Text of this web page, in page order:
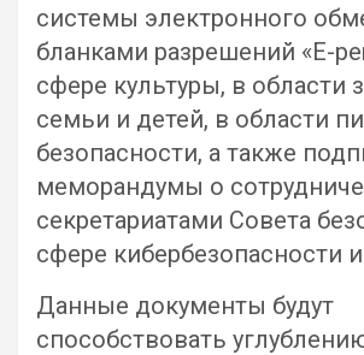
системы электронного
бланками разрешений «Е-
сфере культуры, в области
семьи и детей, в области
безопасности, а также
меморандумы о
секретариатами Совета
сфере кибербезопасности
Данные документы будут
способствовать